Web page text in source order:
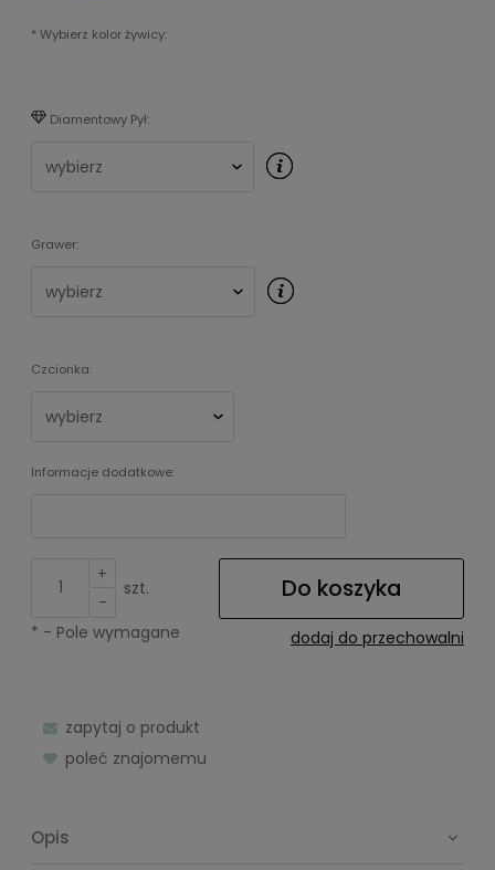
*Wybierz kolor żywicy:
Diamentowy Pył:
Grawer:
Czcionka:
Informacje dodatkowe:
+
-
szt. Do koszyka
dodaj do przechowalni
* - Pole wymagane
zapytaj o produkt
poleć znajomemu
Opis